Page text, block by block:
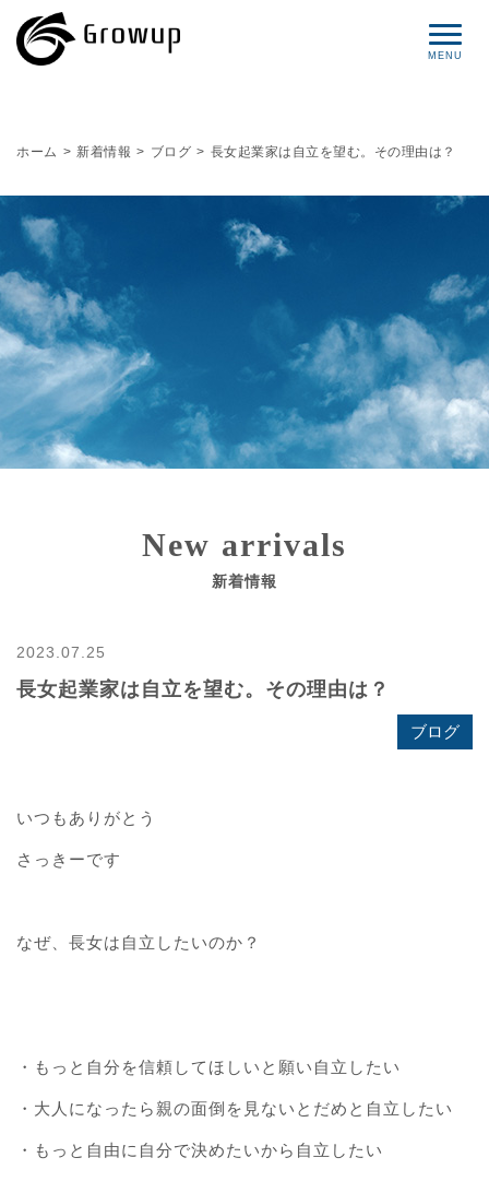
サービス
ブログ
お問い合わせ
ホーム > 新着情報 > ブログ > 長女起業家は自立を望む。その理由は？
New arrivals
新着情報
2023.07.25
長女起業家は自立を望む。その理由は？
ブログ
いつもありがとう
さっきーです
なぜ、長女は自立したいのか？
・もっと自分を信頼してほしいと願い自立したい
・大人になったら親の面倒を見ないとだめと自立したい
・もっと自由に自分で決めたいから自立したい